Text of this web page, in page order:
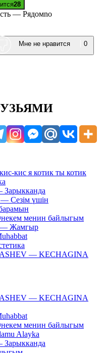
28
— Pядoмno
Мне не нравится 0
кис я котик ты котик
Сезім үшін
менин байлыгым
— Жамгыр
— KECHAGINA
— KECHAGINA
менин байлыгым
Alayka